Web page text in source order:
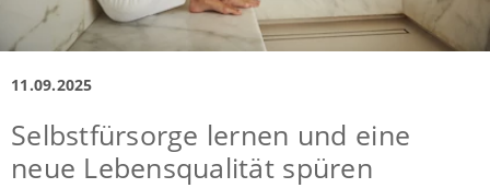
11.09.2025
Selbstfürsorge lernen und eine
neue Lebensqualität spüren